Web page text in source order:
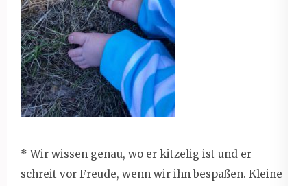
* Wir wissen genau, wo er kitzelig ist und er
schreit vor Freude, wenn wir ihn bespaßen. Kleine